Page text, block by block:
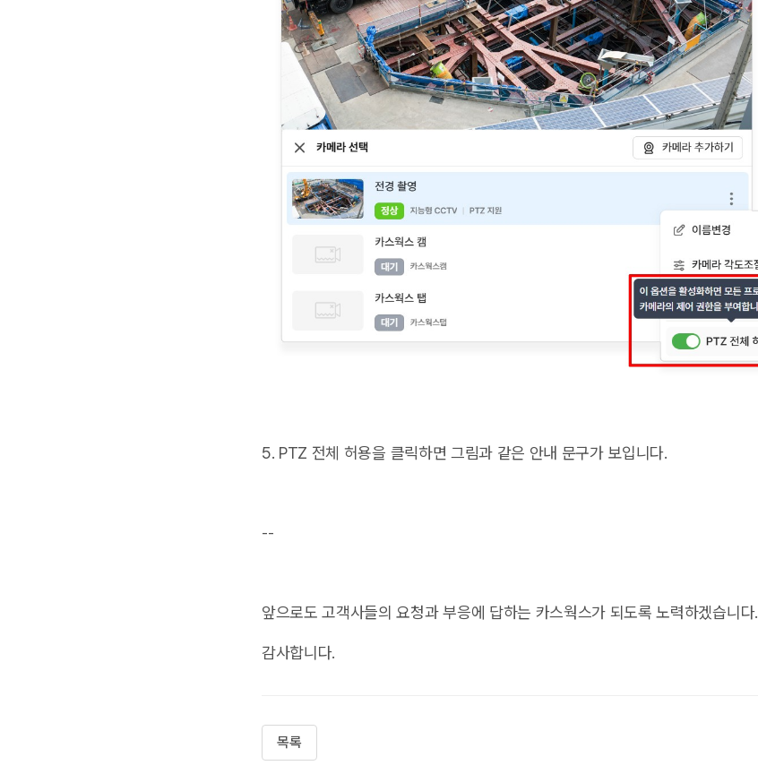
5. PTZ 전체 허용을 클릭하면 그림과 같은 안내 문구가 보입니다.
--
앞으로도 고객사들의 요청과 부응에 답하는 카스웍스가 되도록 노력하겠습니다.
감사합니다.
목록